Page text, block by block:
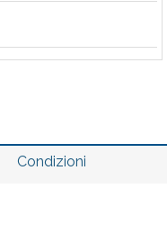
Condizioni